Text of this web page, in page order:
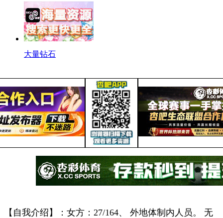
大量钻石
【自我介绍】：女方：27/164、 外地体制内人员。 无